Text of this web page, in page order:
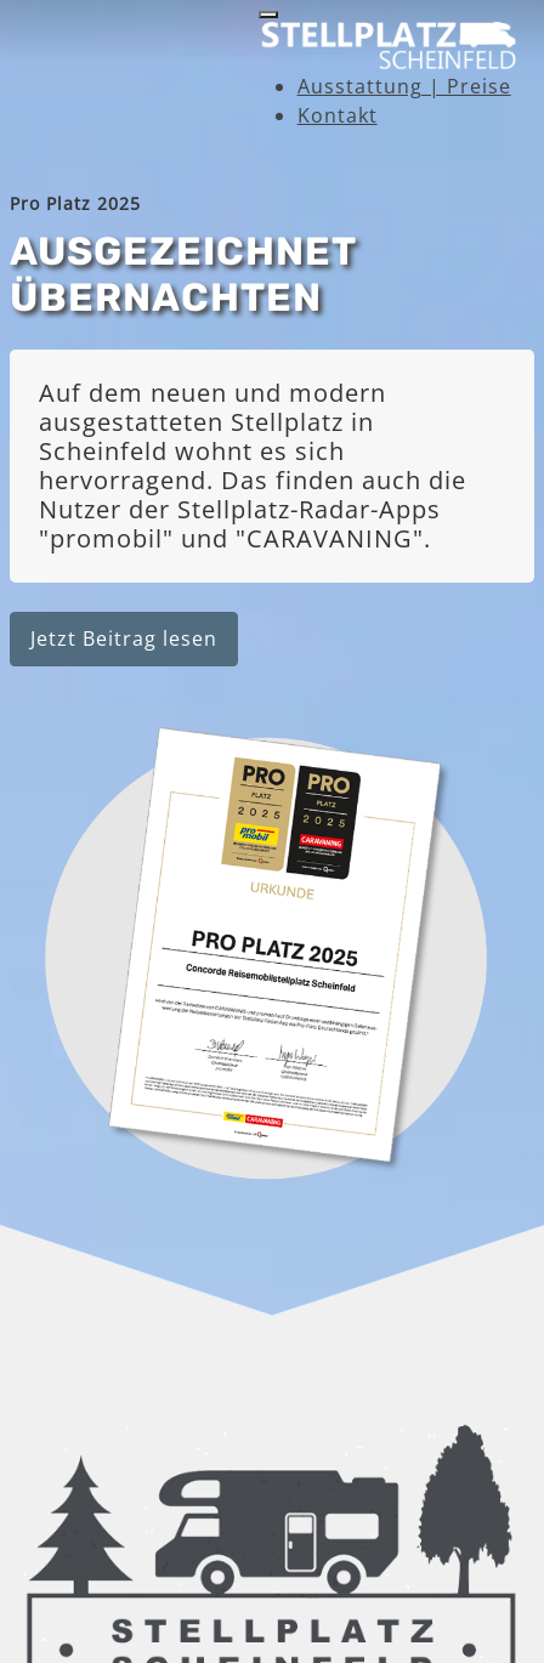
Ausstattung | Preise
Kontakt
Pro Platz 2025
AUSGEZEICHNET
ÜBERNACHTEN
Auf dem neuen und modern
ausgestatteten Stellplatz in
Scheinfeld wohnt es sich
hervorragend. Das finden auch die
Nutzer der Stellplatz-Radar-Apps
"promobil" und "CARAVANING".
Jetzt Beitrag lesen